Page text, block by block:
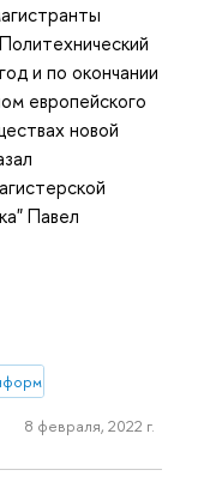
и по окончании
европейского
новой
Павел
(Нижний
8 февраля, 2022 г.